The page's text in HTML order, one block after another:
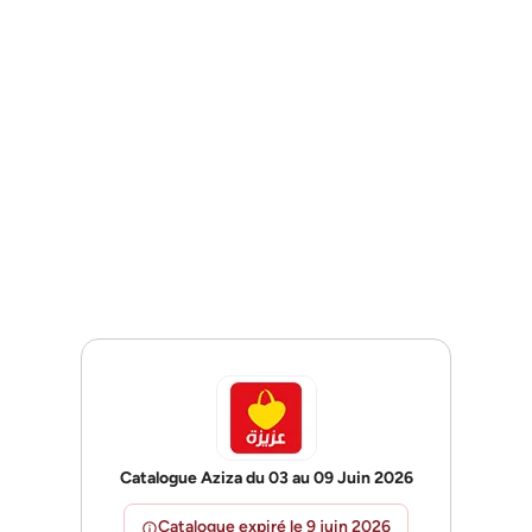
Catalogue Aziza du 03 au 09 Juin 2026
infoCatalogue expiré le 9 juin 2026